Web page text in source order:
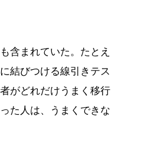
含まれていた。たとえ
結びつける線引きテス
がどれだけうまく移行
た人は、うまくできな